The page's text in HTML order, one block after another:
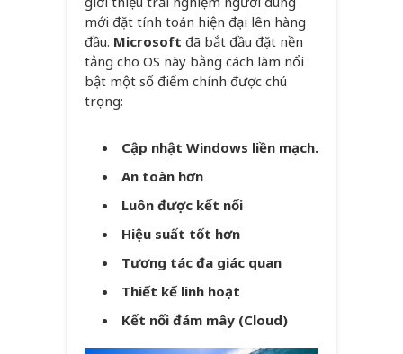
mới đặt tính toán hiện đại lên hàng
đầu. Microsoft đã bắt đầu đặt nền
tảng cho OS này bằng cách làm nổi
bật một số điểm chính được chú
trọng:
Cập nhật Windows liền mạch.
An toàn hơn
Luôn được kết nối
Hiệu suất tốt hơn
Tương tác đa giác quan
Thiết kế linh hoạt
Kết nối đám mây (Cloud)